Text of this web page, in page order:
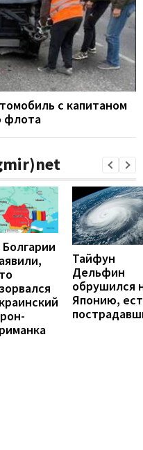
с капитаном
флота
Болгарии
Тайфун
Дельфин
обрушился
Японию,